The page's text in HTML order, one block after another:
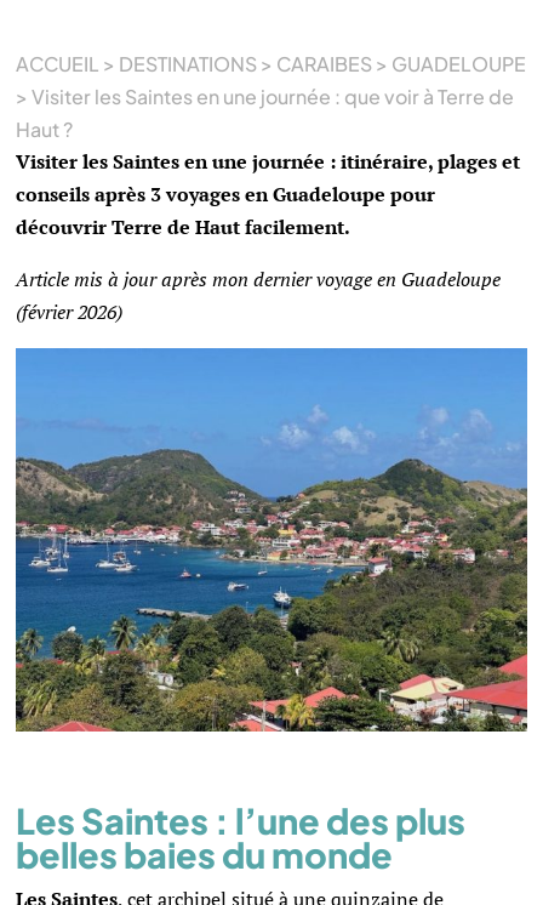
ACCUEIL > DESTINATIONS> CARAIBES> GUADELOUPE
>Visiter les Saintes en une journée : que voir à Terre de
Haut ?
Visiter les Saintes en une journée : itinéraire, plages et
conseils après 3 voyages en Guadeloupe pour
découvrir Terre de Haut facilement.
Article mis à jour après mon dernier voyage en Guadeloupe
(février 2026)
Les Saintes : l’une des plus
belles baies du monde
Les Saintes, cet archipel situé à une quinzaine de